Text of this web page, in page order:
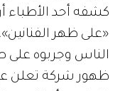
كشفه أحد الأطباء
«على ظهر
الناس وجربوه
ظهور شركة تعلن